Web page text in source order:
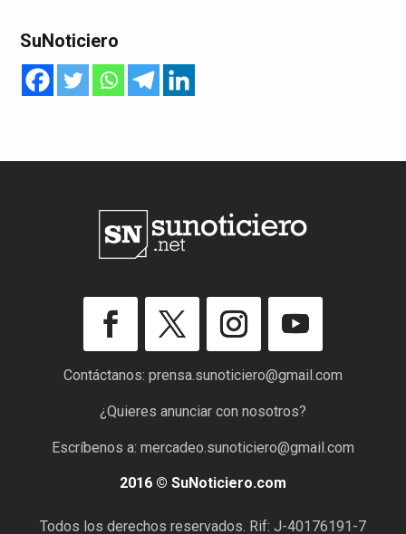
SuNoticiero
Contáctanos: prensa.sunoticiero@gmail.com
¿Quieres anunciar con nosotros?
Escríbenos a: mercadeo.sunoticiero@gmail.com
2016 © SuNoticiero.com
Todos los derechos reservados. Rif: J-40176191-7